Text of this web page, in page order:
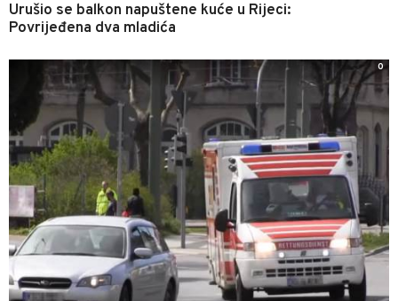
Urušio se balkon napuštene kuće u Rijeci:
Povrijeđena dva mladića
0